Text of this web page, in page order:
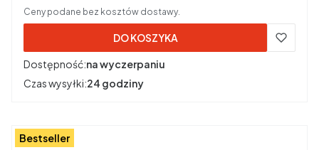
Ceny podane bez kosztów dostawy.
DO KOSZYKA
Dostępność:na wyczerpaniu
Czas wysyłki:24 godziny
Bestseller